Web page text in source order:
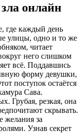
онлайн
где каждый день
улицы, одно и то же
читает
него слишком
всё. Поддавшись
форму девушки,
поступок остаётся
Сава.
Грубая, резкая, она
скрывать.
желания за
Узнав секрет